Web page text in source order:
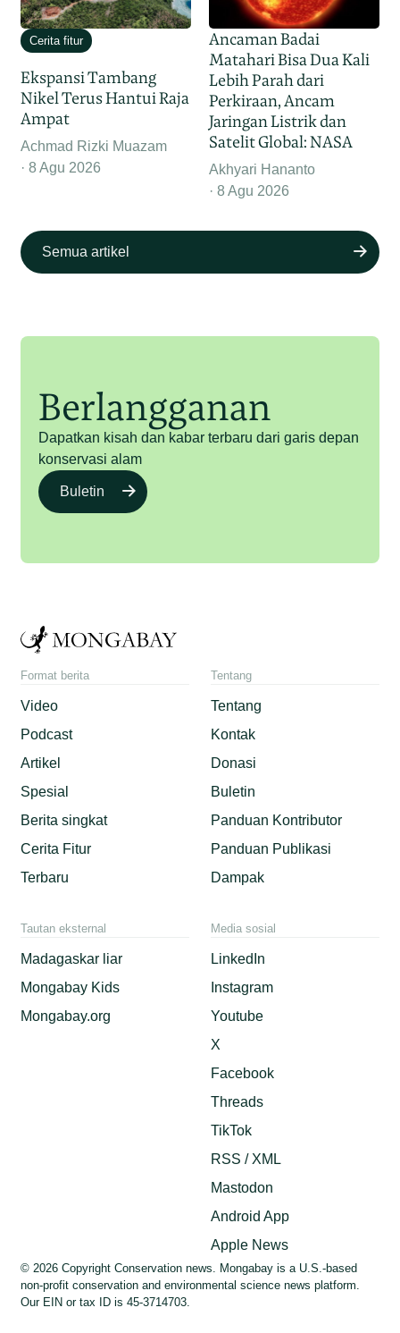
Cerita fitur
Ekspansi Tambang
Nikel Terus Hantui Raja
Ampat
Achmad Rizki Muazam
8 Agu 2026
Ancaman Badai
Matahari Bisa Dua Kali
Lebih Parah dari
Perkiraan, Ancam
Jaringan Listrik dan
Satelit Global: NASA
Akhyari Hananto
8 Agu 2026
Semua artikel
Berlangganan
Dapatkan kisah dan kabar terbaru dari garis depan
konservasi alam
Buletin
Format berita
Video
Podcast
Artikel
Spesial
Berita singkat
Cerita Fitur
Terbaru
Tentang
Tentang
Kontak
Donasi
Buletin
Panduan Kontributor
Panduan Publikasi
Dampak
Tautan eksternal
Madagaskar liar
Mongabay Kids
Mongabay.org
Media sosial
LinkedIn
Instagram
Youtube
X
Facebook
Threads
TikTok
RSS / XML
Mastodon
Android App
Apple News
© 2026 Copyright Conservation news. Mongabay is a U.S.-based
non-profit conservation and environmental science news platform.
Our EIN or tax ID is 45-3714703.